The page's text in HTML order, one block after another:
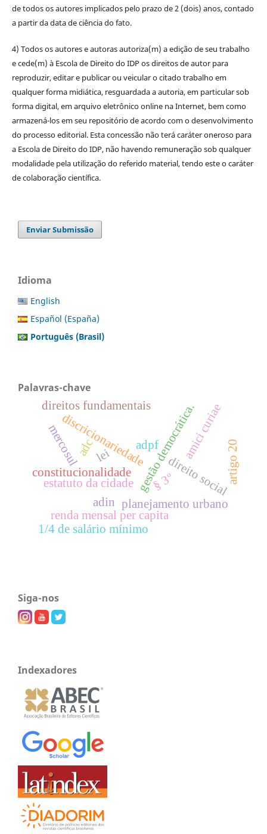
de todos os autores implicados pelo prazo de 2 (dois) anos, contado
a partir da data de ciência do fato.
4) Todos os autores e autoras autoriza(m) a edição de seu trabalho
e cede(m) à Escola de Direito do IDP os direitos de autor para
reproduzir, editar e publicar ou veicular o citado trabalho em
qualquer forma midiática, resguardada a autoria, em particular sob
forma digital, em arquivo eletrônico online na Internet, bem como
armazená-los em seu repositório de acordo com o desenvolvimento
do processo editorial. Esta concessão não terá caráter oneroso para
a Escola de Direito do IDP, não havendo remuneração sob qualquer
modalidade pela utilização do referido material, tendo este o caráter
de colaboração científica.
Enviar Submissão
Idioma
English
Español (España)
Português (Brasil)
Palavras-chave
planejamento urbano
estatuto da cidadegestão democrática.
discricionariedade
lei
direitos fundamentais
direito socialartigo 20
§ 3º
renda mensal per capita
1/4 de salário mínimo
constitucionalidade
mercosul amici curiae
adc
adin
adpf
Siga-nos
Indexadores